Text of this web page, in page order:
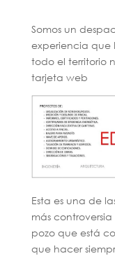
Somos un
experiencia que
todo el territorio
tarjeta web
Esta es una de
más
pozo que está
que hacer